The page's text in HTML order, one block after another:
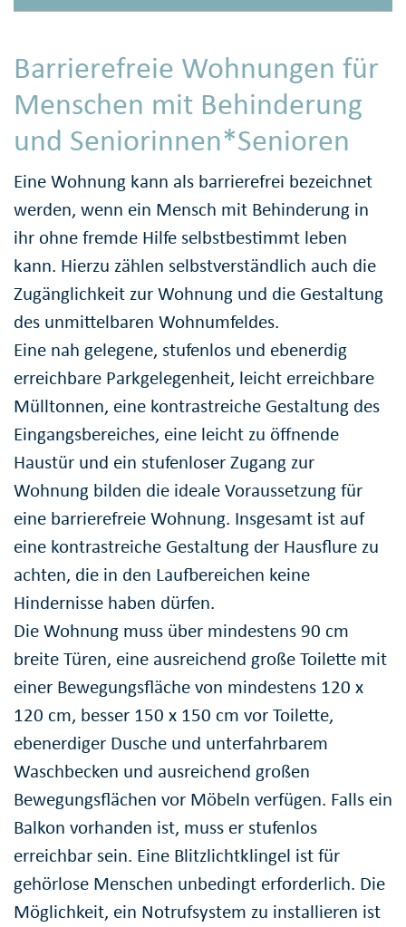
Barrierefreie Wohnungen für
Menschen mit Behinderung
und Seniorinnen*Senioren
Eine Wohnung kann als barrierefrei bezeichnet
werden, wenn ein Mensch mit Behinderung in
ihr ohne fremde Hilfe selbstbestimmt leben
kann. Hierzu zählen selbstverständlich auch die
Zugänglichkeit zur Wohnung und die Gestaltung
des unmittelbaren Wohnumfeldes.
Eine nah gelegene, stufenlos und ebenerdig
erreichbare Parkgelegenheit, leicht erreichbare
Mülltonnen, eine kontrastreiche Gestaltung des
Eingangsbereiches, eine leicht zu öffnende
Haustür und ein stufenloser Zugang zur
Wohnung bilden die ideale Voraussetzung für
eine barrierefreie Wohnung. Insgesamt ist auf
eine kontrastreiche Gestaltung der Hausflure zu
achten, die in den Laufbereichen keine
Hindernisse haben dürfen.
Die Wohnung muss über mindestens 90 cm
breite Türen, eine ausreichend große Toilette mit
einer Bewegungsfläche von mindestens 120 x
120 cm, besser 150 x 150 cm vor Toilette,
ebenerdiger Dusche und unterfahrbarem
Waschbecken und ausreichend großen
Bewegungsflächen vor Möbeln verfügen. Falls ein
Balkon vorhanden ist, muss er stufenlos
erreichbar sein. Eine Blitzlichtklingel ist für
gehörlose Menschen unbedingt erforderlich. Die
Möglichkeit, ein Notrufsystem zu installieren ist